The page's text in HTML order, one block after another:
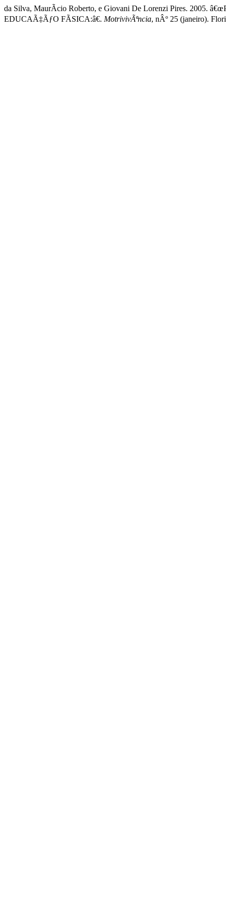
da Silva, MaurÃ­cio Roberto, e Giovani De Lorenzi Pires. 2005.
EDUCAÃ‡ÃƒO FÃSICA:â€. MotrivivÃªncia, nÂº 25 (janeiro).